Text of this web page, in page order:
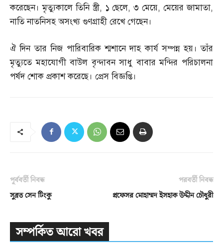
করেছেন। মৃত্যুকালে তিনি স্ত্রী, ১ ছেলে,৩ মেয়ে,মেয়ের জামাতা,
নাতি নাতনিসহ অসংখ্য গুণগ্রাহী রেখে গেছেন।
ঐ দিন তার নিজ পারিবারিক শ্মশানে দাহ কার্য সম্পন্ন হয়। তাঁর
মৃত্যুতে মহাযোগী বাউল বৃন্দাবন সাধু বাবার মন্দির পরিচালনা
পর্ষদ শোক প্রকাশ করেছে। প্রেস বিজ্ঞপ্তি।
পূর্ববর্তী নিবন্ধ
সুব্রত সেন টিংকু
পরবর্তী নিবন্ধ
প্রফেসর মোহাম্মদ ইসহাক উদ্দীন চৌধুরী
সম্পর্কিত আরো খবর